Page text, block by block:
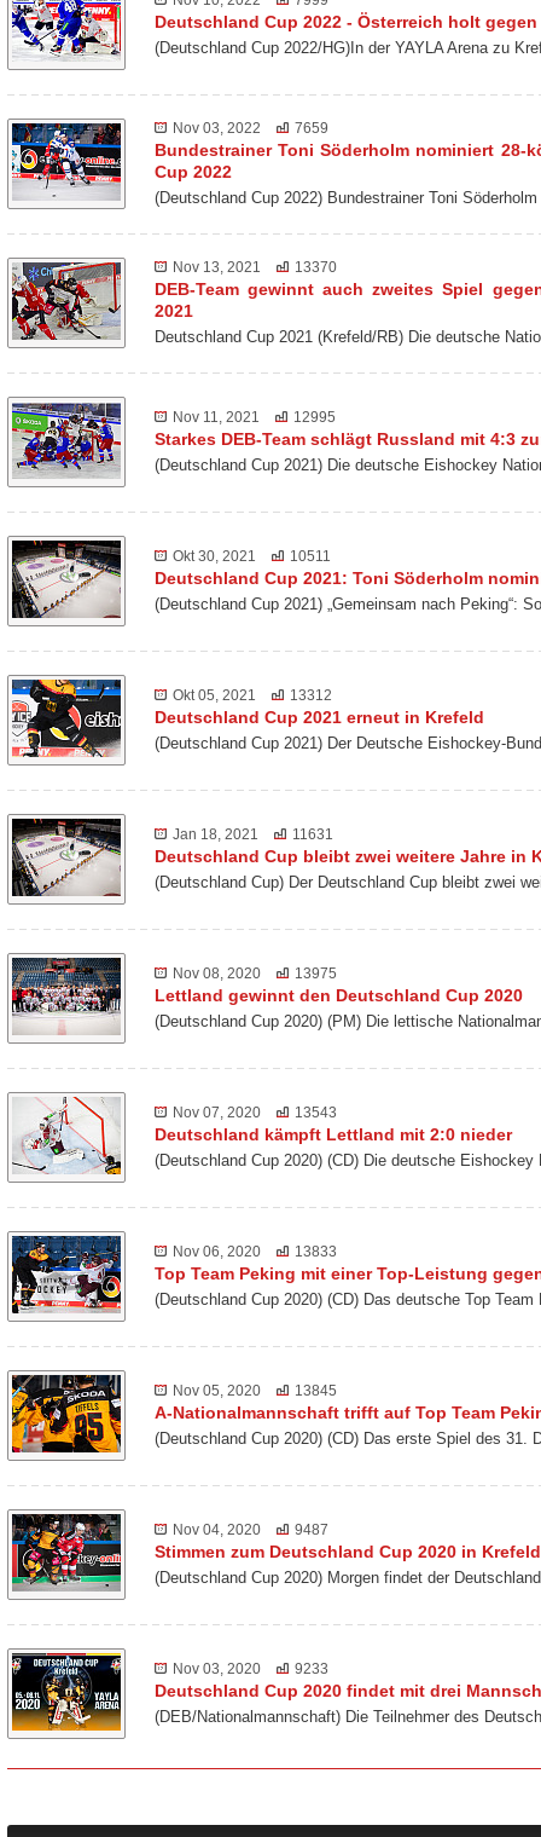
Deutschland Cup 2022 - Österreich holt
(Deutschland Cup 2022/HG)In der YAYLA Arena zu
Nov 03, 2022 7659
Bundestrainer Toni Söderholm nominiert
Cup 2022
(Deutschland Cup 2022) Bundestrainer Toni
Nov 13, 2021 13370
DEB-Team gewinnt auch zweites Spiel
2021
Deutschland Cup 2021 (Krefeld/RB) Die deutsche
Nov 11, 2021 12995
Starkes DEB-Team schlägt Russland mit 4:3
(Deutschland Cup 2021) Die deutsche Eishockey
Okt 30, 2021 10511
Deutschland Cup 2021: Toni Söderholm
(Deutschland Cup 2021) „Gemeinsam nach Peking“:
Okt 05, 2021 13312
Deutschland Cup 2021 erneut in Krefeld
(Deutschland Cup 2021) Der Deutsche Eishockey-
Jan 18, 2021 11631
Deutschland Cup bleibt zwei weitere Jahre in
(Deutschland Cup) Der Deutschland Cup bleibt zwei
Nov 08, 2020 13975
Lettland gewinnt den Deutschland Cup 2020
(Deutschland Cup 2020) (PM) Die lettische
Nov 07, 2020 13543
Deutschland kämpft Lettland mit 2:0 nieder
(Deutschland Cup 2020) (CD) Die deutsche
Nov 06, 2020 13833
Top Team Peking mit einer Top-Leistung
(Deutschland Cup 2020) (CD) Das deutsche Top
Nov 05, 2020 13845
A-Nationalmannschaft trifft auf Top Team
(Deutschland Cup 2020) (CD) Das erste Spiel des 31.
Nov 04, 2020 9487
Stimmen zum Deutschland Cup 2020 in Krefeld
(Deutschland Cup 2020) Morgen findet der
Nov 03, 2020 9233
Deutschland Cup 2020 findet mit drei
(DEB/Nationalmannschaft) Die Teilnehmer des